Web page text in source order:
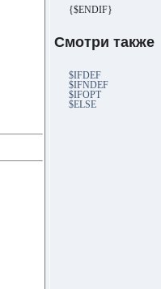
{$ENDIF}
Смотри также
$IFDEF
$IFNDEF
$IFOPT
$ELSE